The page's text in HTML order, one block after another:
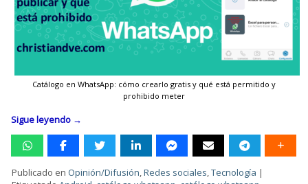
Catálogo en WhatsApp: cómo crearlo gratis y qué está permitido y
prohibido meter
Sigue leyendo →
Publicado en Opinión/Difusión,Redes sociales,Tecnología |